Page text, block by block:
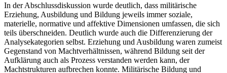
In der Abschlussdiskussion wurde deutlich, dass militärische
Erziehung, Ausbildung und Bildung jeweils immer soziale,
materielle, normative und affektive Dimensionen umfassen, die sich
teils überschneiden. Deutlich wurde auch die Differenzierung der
Analysekategorien selbst. Erziehung und Ausbildung waren zumeist
Gegenstand von Machtverhältnissen, während Bildung seit der
Aufklärung auch als Prozess verstanden werden kann, der
Machtstrukturen aufbrechen konnte. Militärische Bildung und